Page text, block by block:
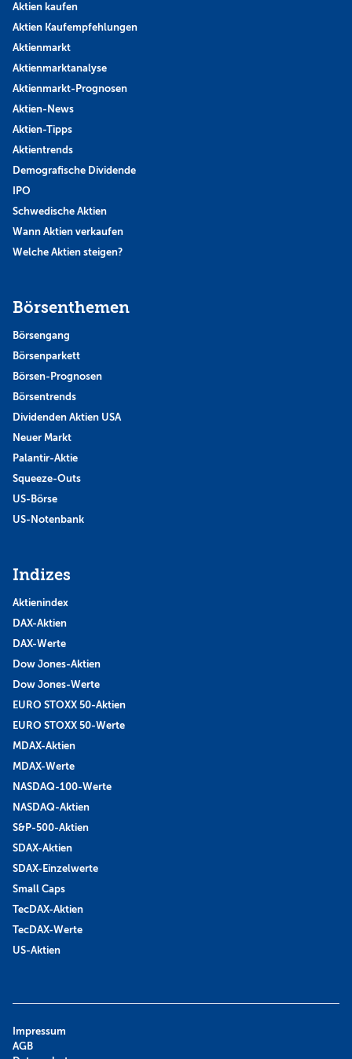
Aktien kaufen
Aktien Kaufempfehlungen
Aktienmarkt
Aktienmarktanalyse
Aktienmarkt-Prognosen
Aktien-News
Aktien-Tipps
Aktientrends
Demografische Dividende
IPO
Schwedische Aktien
Wann Aktien verkaufen
Welche Aktien steigen?
Börsenthemen
Börsengang
Börsenparkett
Börsen-Prognosen
Börsentrends
Dividenden Aktien USA
Neuer Markt
Palantir-Aktie
Squeeze-Outs
US-Börse
US-Notenbank
Indizes
Aktienindex
DAX-Aktien
DAX-Werte
Dow Jones-Aktien
Dow Jones-Werte
EURO STOXX 50-Aktien
EURO STOXX 50-Werte
MDAX-Aktien
MDAX-Werte
NASDAQ-100-Werte
NASDAQ-Aktien
S&P-500-Aktien
SDAX-Aktien
SDAX-Einzelwerte
Small Caps
TecDAX-Aktien
TecDAX-Werte
US-Aktien
Impressum
AGB